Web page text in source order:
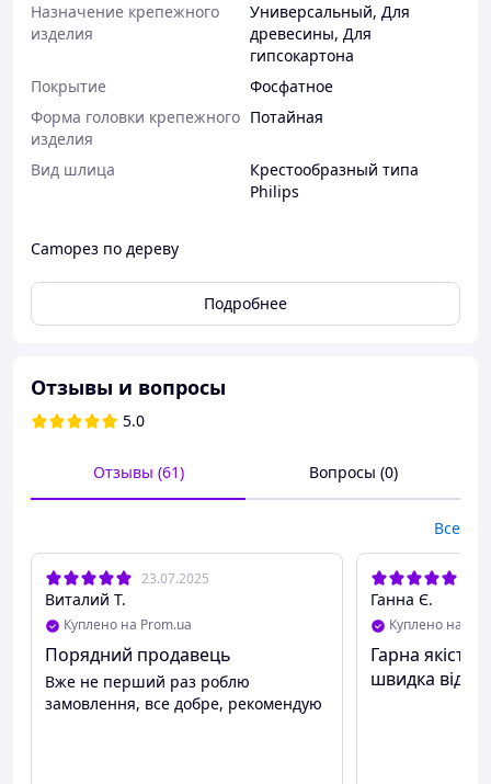
Назначение крепежного
изделия
Универсальный, Для
древесины, Для
гипсокартона
Покрытие
Фосфатное
Форма головки крепежного
изделия
Потайная
Вид шлица
Крестообразный типа
Philips
Camoрез по дереву
Подробнее
Отзывы и вопросы
5.0
Отзывы (61) Вопросы (0)
Все
23.07.2025
Виталий Т.
Куплено на Prom.ua
Порядний продавець
Вже не перший раз роблю
замовлення, все добре, рекомендую
Ганна Є.
Куплено на
Гарна
швидка